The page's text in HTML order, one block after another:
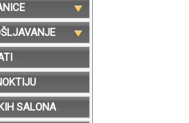
SALONA